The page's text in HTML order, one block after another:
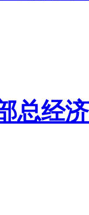
总经